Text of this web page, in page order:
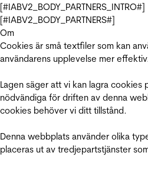
[#IABV2_BODY_PARTNERS_INTRO#]
[#IABV2_BODY_PARTNERS#]
Om
Cookies är små textfiler som kan
användarens upplevelse mer
Lagen säger att vi kan lagra cookies
nödvändiga för driften av denna
cookies behöver vi ditt tillstånd.
Denna webbplats använder olika
placeras ut av tredjepartstjänster